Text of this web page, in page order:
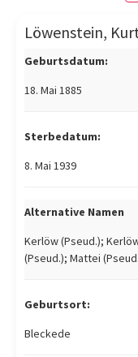
Löwenstein,
Geburtsdatum:
18. Mai 1885
Sterbedatum:
8. Mai 1939
Alternative Namen
Kerlöw (Pseud.);
(Pseud.); Mattei
Geburtsort:
Bleckede